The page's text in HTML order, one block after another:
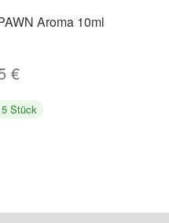
Aroma 10ml
€
Stück